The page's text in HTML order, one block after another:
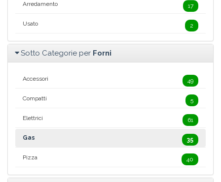
Arredamento 17
Usato 2
Sotto Categorie per Forni
Accessori 49
Compatti 5
Elettrici 61
Gas 35
Pizza 40